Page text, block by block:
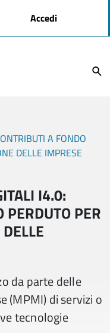
account menu
Accedi
A FONDO
DELLE IMPRESE
I4.0:
PERDUTO PER
da parte delle
(MPMI) di servizi o
tecnologie